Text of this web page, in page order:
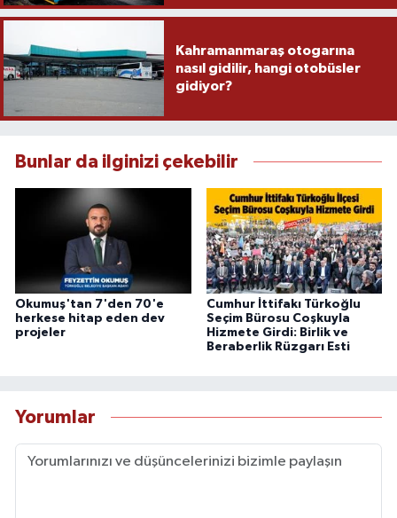
Kahramanmaraş otogarına
nasıl gidilir, hangi otobüsler
gidiyor?
Bunlar da ilginizi çekebilir
Okumuş'tan 7'den 70'e
herkese hitap eden dev
projeler
Cumhur İttifakı Türkoğlu
Seçim Bürosu Coşkuyla
Hizmete Girdi: Birlik ve
Beraberlik Rüzgarı Esti
Yorumlar